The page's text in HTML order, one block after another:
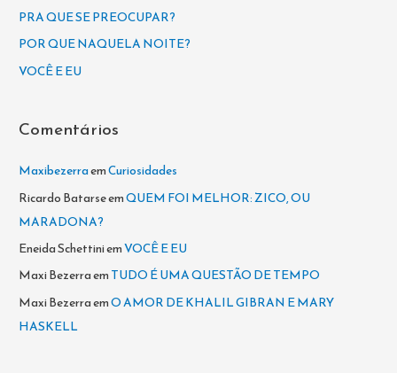
p
o
:
PRA QUE SE PREOCUPAR?
POR QUE NAQUELA NOITE?
VOCÊ E EU
Comentários
MaxibezerraemCuriosidades
Ricardo BatarseemQUEM FOI MELHOR: ZICO, OU
MARADONA?
Eneida SchettiniemVOCÊ E EU
Maxi Bezerraem TUDO É UMA QUESTÃO DE TEMPO
Maxi BezerraemO AMOR DE KHALIL GIBRAN E MARY
HASKELL